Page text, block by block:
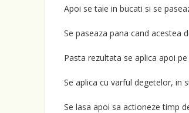
Apoi se taie in bucati si se
Se paseaza pana cand acestea
Pasta rezultata se aplica apoi
Se aplica cu varful degetelor, in
Se lasa apoi sa actioneze timp